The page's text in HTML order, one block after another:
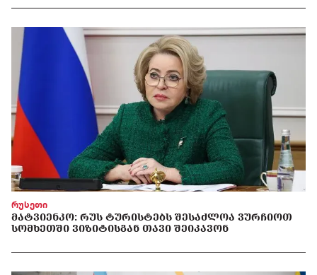
რუსეთი
ᲛᲐᲢᲕᲘᲔᲜᲙᲝ: ᲠᲣᲡ ᲢᲣᲠᲘᲡᲢᲔᲑᲡ ᲨᲔᲡᲐᲫᲚᲝᲐ ᲕᲣᲠᲩᲘᲝᲗ
ᲡᲝᲛᲮᲔᲗᲨᲘ ᲕᲘᲖᲘᲢᲘᲡᲒᲐᲜ ᲗᲐᲕᲘ ᲨᲔᲘᲙᲐᲕᲝᲜ